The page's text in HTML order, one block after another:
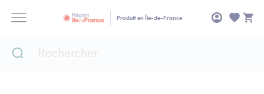
Produit en Île-de-France